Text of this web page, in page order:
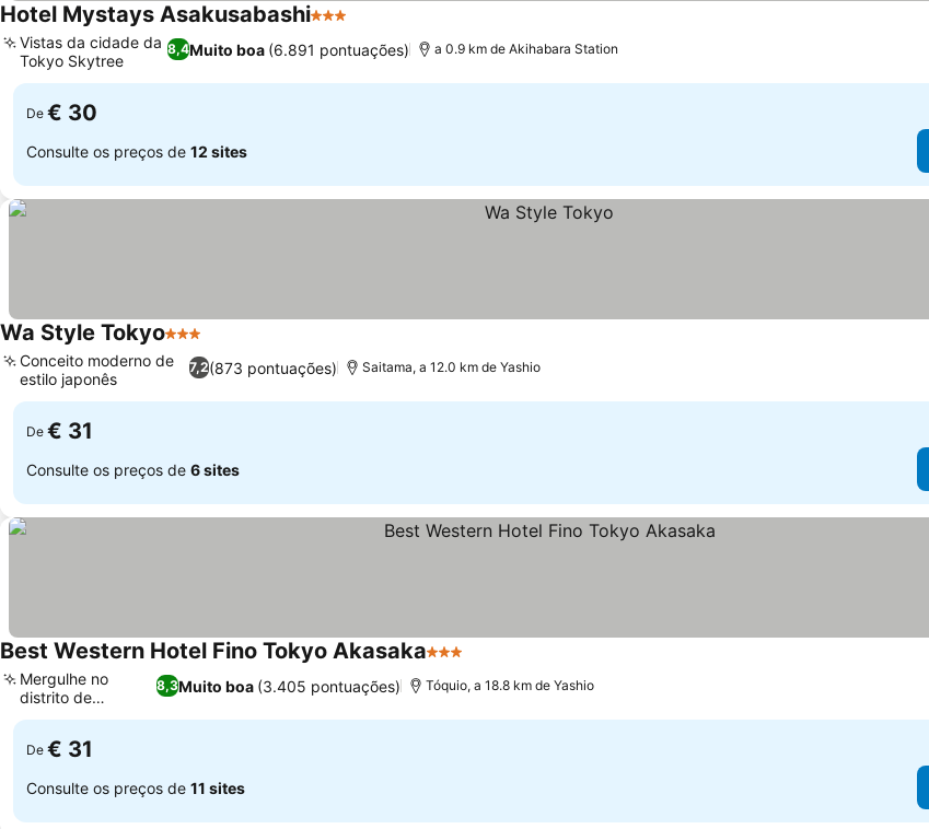
Hotel Mystays Asakusabashi3 Estrelas
8,4Muito boa (6.891 pontuações)
Vistas da cidade da
Tokyo Skytree
a 0.9 km de Akihabara Station
De € 30
Consulte os preços de 12 sites
Wa Style Tokyo3 Estrelas
7,2(873 pontuações)
Conceito moderno de
estilo japonês
Saitama, a 12.0 km de Yashio
De € 31
Consulte os preços de 6 sites
Best Western Hotel Fino Tokyo Akasaka3 Estrelas
8,3Muito boa (3.405 pontuações)
Mergulhe no
distrito de
Akasaka
Tóquio, a 18.8 km de Yashio
De € 31
Consulte os preços de 11 sites